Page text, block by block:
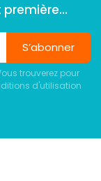
S’abonner
trouverez pour
d'utilisation